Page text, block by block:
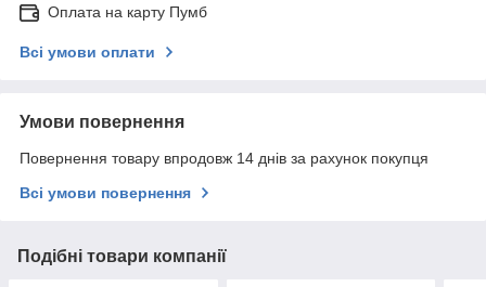
Оплата на карту Пумб
Всі умови оплати
Умови повернення
Повернення товару впродовж 14 днів за рахунок покупця
Всі умови повернення
Подібні товари компанії